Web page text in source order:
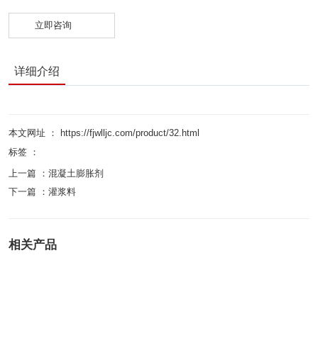
立即咨询
详细介绍
本文网址 ： https://fjwlljc.com/product/32.html
标签 ：
上一篇 ： 混凝土膨胀剂
下一篇 ： 灌浆料
相关产品